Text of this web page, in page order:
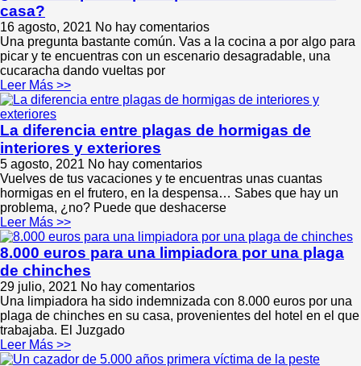
casa?
16 agosto, 2021 No hay comentarios
Una pregunta bastante común. Vas a la cocina a por algo para
picar y te encuentras con un escenario desagradable, una
cucaracha dando vueltas por
Leer Más >>
La diferencia entre plagas de hormigas de
interiores y exteriores
5 agosto, 2021 No hay comentarios
Vuelves de tus vacaciones y te encuentras unas cuantas
hormigas en el frutero, en la despensa… Sabes que hay un
problema, ¿no? Puede que deshacerse
Leer Más >>
8.000 euros para una limpiadora por una plaga
de chinches
29 julio, 2021 No hay comentarios
Una limpiadora ha sido indemnizada con 8.000 euros por una
plaga de chinches en su casa, provenientes del hotel en el que
trabajaba. El Juzgado
Leer Más >>